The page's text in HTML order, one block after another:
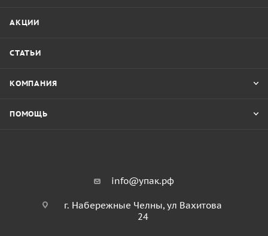
АКЦИИ
СТАТЬИ
КОМПАНИЯ
ПОМОЩЬ
info@упак.рф
г. Набережные Челны, ул Вахитова
24